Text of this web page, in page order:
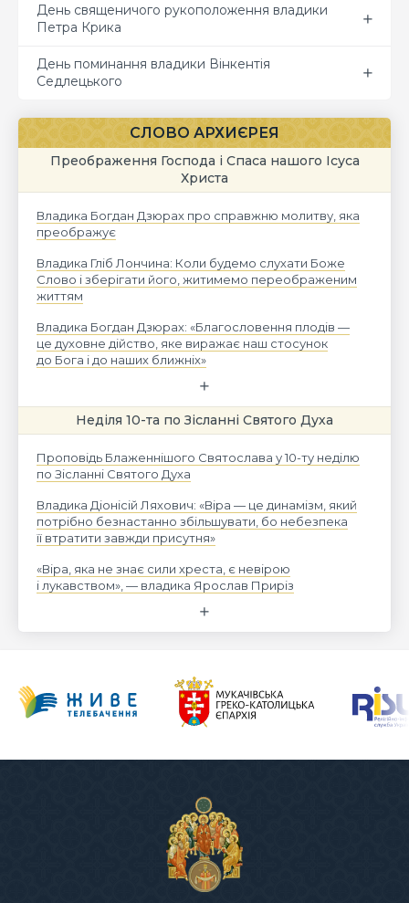
День священичого рукоположення владики
Петра Крика
День поминання владики Вінкентія
Седлецького
СЛОВО АРХИЄРЕЯ
Преображення Господа і Спаса нашого Ісуса
Христа
Владика Богдан Дзюрах про справжню молитву, яка
преображує
Владика Гліб Лончина: Коли будемо слухати Боже
Слово і зберігати його, житимемо переображеним
життям
Владика Богдан Дзюрах: «Благословення плодів —
це духовне дійство, яке виражає наш стосунок
до Бога і до наших ближніх»
Неділя 10-та по Зісланні Святого Духа
Проповідь Блаженнішого Святослава у 10-ту неділю
по Зісланні Святого Духа
Владика Діонісій Ляхович: «Віра — це динамізм, який
потрібно безнастанно збільшувати, бо небезпека
її втратити завжди присутня»
«Віра, яка не знає сили хреста, є невірою
і лукавством», — владика Ярослав Приріз